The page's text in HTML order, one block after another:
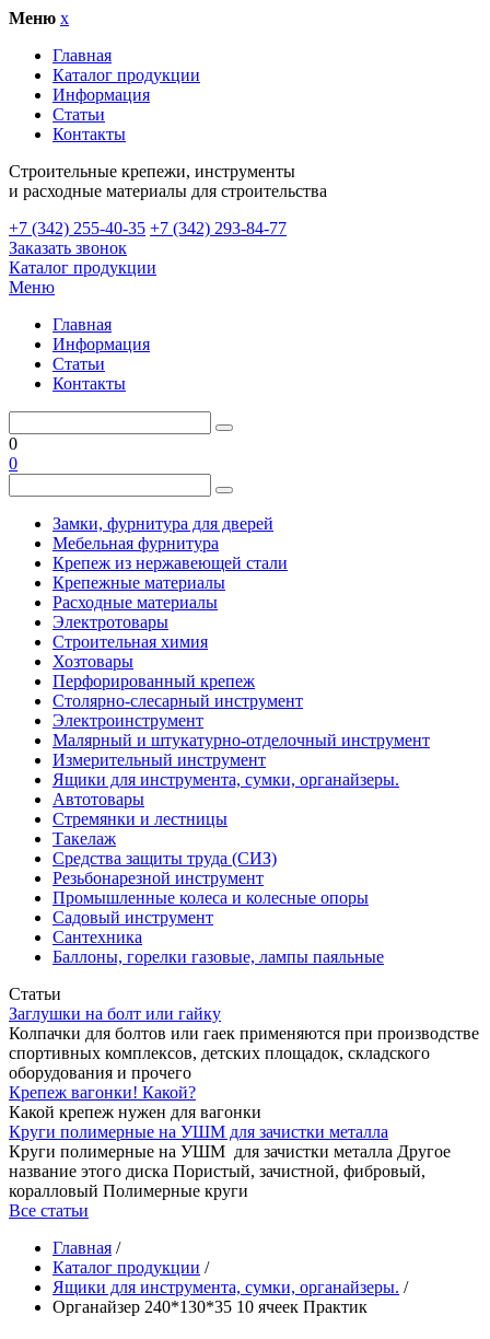
Меню x
Главная
Каталог продукции
Информация
Статьи
Контакты
Cтроительные крепежи, инструменты
и расходные материалы для строительства
+7 (342) 255-40-35 +7 (342) 293-84-77
Заказать звонок
Каталог продукции
Меню
Главная
Информация
Статьи
Контакты
0
0
Замки, фурнитура для дверей
Мебельная фурнитура
Крепеж из нержавеющей стали
Крепежные материалы
Расходные материалы
Электротовары
Строительная химия
Хозтовары
Перфорированный крепеж
Столярно-слесарный инструмент
Электроинструмент
Малярный и штукатурно-отделочный инструмент
Измерительный инструмент
Ящики для инструмента, сумки, органайзеры.
Автотовары
Стремянки и лестницы
Такелаж
Средства защиты труда (СИЗ)
Резьбонарезной инструмент
Промышленные колеса и колесные опоры
Садовый инструмент
Сантехника
Баллоны, горелки газовые, лампы паяльные
Статьи
Заглушки на болт или гайку
Колпачки для болтов или гаек применяются при производстве
спортивных комплексов, детских площадок, складского
оборудования и прочего
Крепеж вагонки! Какой?
Какой крепеж нужен для вагонки
Круги полимерные на УШМ для зачистки металла
Круги полимерные на УШМ для зачистки металла Другое
название этого диска Пористый, зачистной, фибровый,
коралловый Полимерные круги
Все статьи
Главная /
Каталог продукции /
Ящики для инструмента, сумки, органайзеры. /
Органайзер 240*130*35 10 ячеек Практик